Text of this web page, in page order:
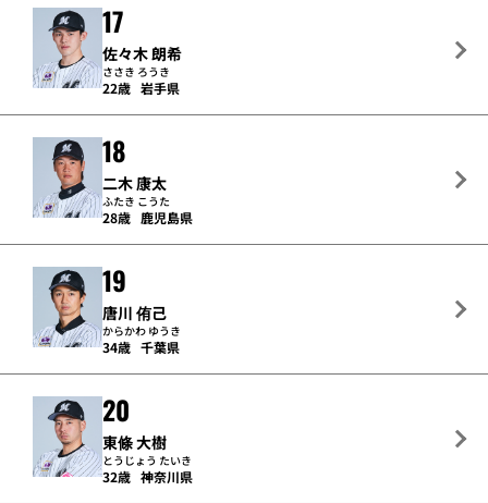
17
佐々木 朗希
ささき ろうき
22歳 岩手県
18
二木 康太
ふたき こうた
28歳 鹿児島県
19
唐川 侑己
からかわ ゆうき
34歳 千葉県
20
東條 大樹
とうじょう たいき
32歳 神奈川県